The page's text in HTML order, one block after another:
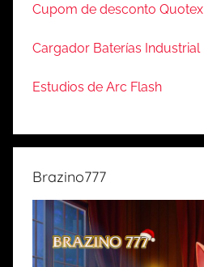
Cupom de desconto Quotex
Cargador Baterías Industrial
Estudios de Arc Flash
Brazino777